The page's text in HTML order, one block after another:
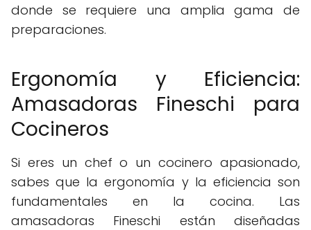
donde se requiere una amplia gama de
preparaciones.
Ergonomía y Eficiencia:
Amasadoras Fineschi para
Cocineros
Si eres un chef o un cocinero apasionado,
sabes que la ergonomía y la eficiencia son
fundamentales en la cocina. Las
amasadoras Fineschi están diseñadas